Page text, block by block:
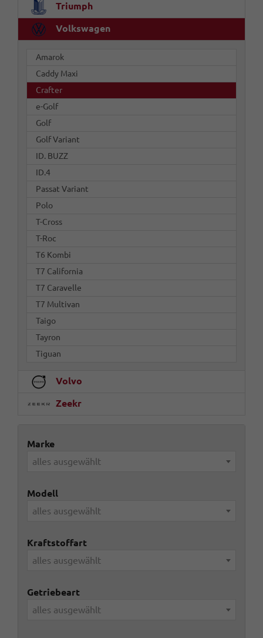
Triumph
Volkswagen
Amarok
Caddy Maxi
Crafter
e-Golf
Golf
Golf Variant
ID. BUZZ
ID.4
Passat Variant
Polo
T-Cross
T-Roc
T6 Kombi
T7 California
T7 Caravelle
T7 Multivan
Taigo
Tayron
Tiguan
Volvo
Zeekr
Marke
alles ausgewählt
Modell
alles ausgewählt
Kraftstoffart
alles ausgewählt
Getriebeart
alles ausgewählt